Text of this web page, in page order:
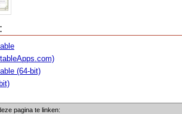
(64-bit)
pagina te linken: